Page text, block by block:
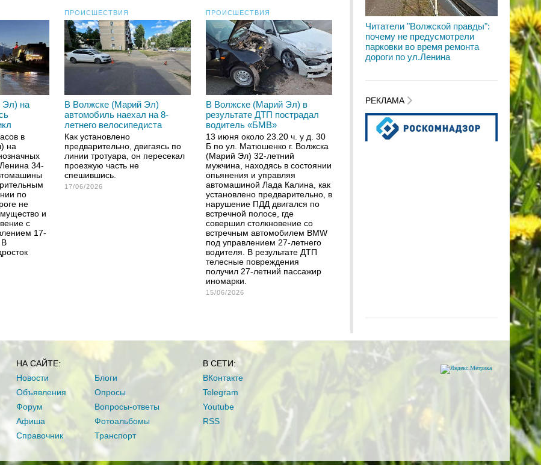
Эл) на
в
на
34-
по
не
и
с
17-
В
ПРОИСШЕСТВИЯ
В Волжске (Марий Эл)
автомобиль наехал на 8-
летнего велосипедиста
Как установлено
предварительно, двигаясь по
линии тротуара, он пересекал
проезжую часть не
спешившись.
17/06/2026
ПРОИСШЕСТВИЯ
В Волжске (Марий Эл) в
результате ДТП пострадал
водитель «БМВ»
13 июня около 23.20 ч. у д. 30
Б по ул. Матюшенко г. Волжска
(Марий Эл) 32-летний
мужчина, находясь в состоянии
опьянения и управляя
автомашиной Лада Калина, как
установлено предварительно, в
нарушение ПДД двигался по
встречной полосе, где
совершил столкновение со
встречным автомобилем BMW
под управлением 27-летнего
водителя. В результате ДТП
телесные повреждения
получил 27-летний пассажир
иномарки.
15/06/2026
Читатели "Волжской правды":
почему не предусмотрели
парковки во время ремонта
дороги по ул.Ленина
РЕКЛАМА
НА САЙТЕ:
Новости
Объявления
Форум
Афиша
Справочник
Блоги
Опросы
Вопросы-ответы
Фотоальбомы
Транспорт
В СЕТИ:
ВКонтакте
Telegram
Youtube
RSS